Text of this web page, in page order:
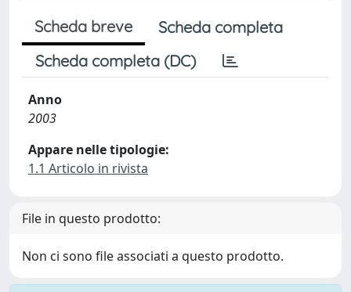
Scheda breve
Scheda completa
Scheda completa (DC)
Anno
2003
Appare nelle tipologie:
1.1 Articolo in rivista
File in questo prodotto:
Non ci sono file associati a questo prodotto.